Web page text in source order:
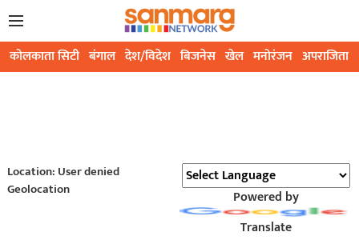
कोलकाता सिटी बंगाल देश/विदेश बिजनेस खेल मनोरंजन अपराजिता
Location: User denied
Geolocation
Powered by
Translate